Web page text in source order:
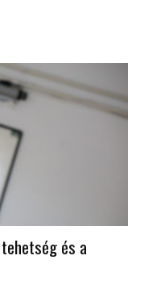
és a